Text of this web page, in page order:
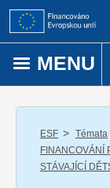
Přejít k obsahu
MENU
ESF / Témata
FINANCOVÁNÍ
STÁVAJÍCÍ